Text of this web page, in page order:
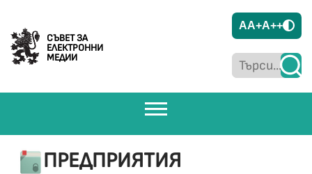
СЪВЕТ ЗА
ЕЛЕКТРОННИ
МЕДИИ
AA+A++
ПРЕДПРИЯТИЯ